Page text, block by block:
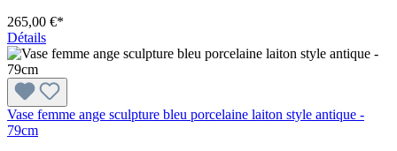
265,00 €*
Détails
Vase femme ange sculpture bleu porcelaine laiton style antique -
79cm